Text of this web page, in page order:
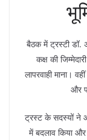
बैठक में ट्रस्टी डॉ.
कक्ष की
लापरवाही माना।
और
ट्रस्ट के सदस्यों ने
में बदलाव किया और